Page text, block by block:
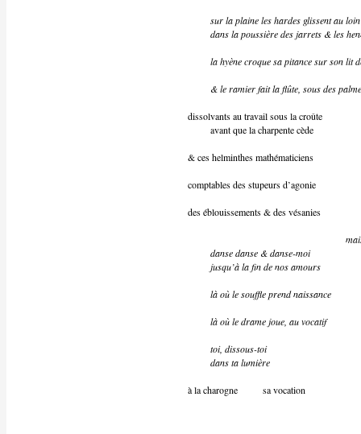
sur la plaine les hardes glissent au loin
dans la poussière des jarrets & les
la hyène croque sa pitance sur son lit
& le ramier fait la flûte, sous des
dissolvants au travail sous la croûte
avant que la charpente cède
& ces helminthes mathématiciens
comptables des stupeurs d’agonie
des éblouissements & des vésanies
danse danse & danse-moi
jusqu’à la fin de nos amours
là où le souffle prend naissance
là où le drame joue, au vocatif
toi, dissous-toi
dans ta lumière
à la charogne sa vocation